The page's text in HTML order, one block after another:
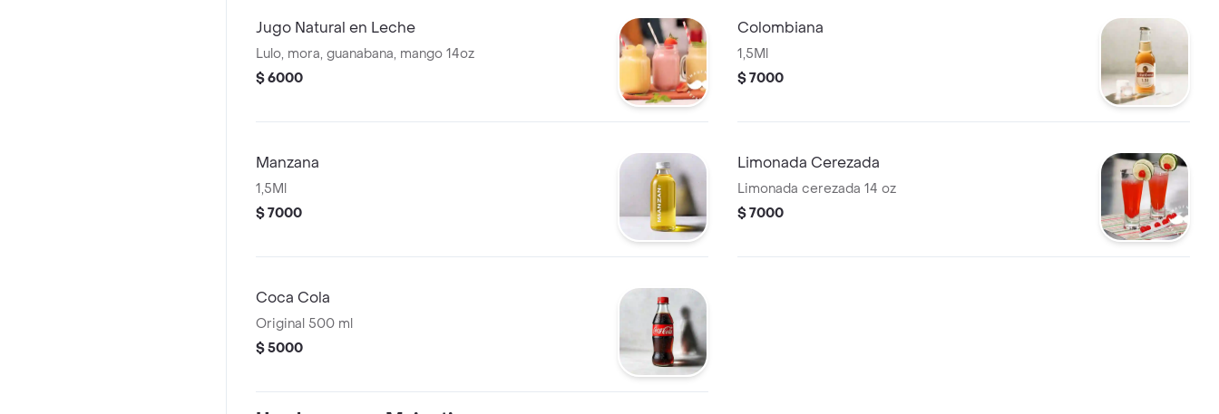
Jugo Natural en Leche
Lulo, mora, guanabana, mango 14oz
$ 6000
Colombiana
1,5Ml
$ 7000
Manzana
1,5Ml
$ 7000
Limonada Cerezada
Limonada cerezada 14 oz
$ 7000
Coca Cola
Original 500 ml
$ 5000